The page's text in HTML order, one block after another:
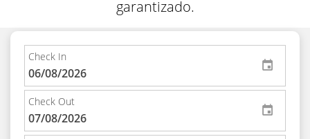
garantizado.
Check In
Check Out